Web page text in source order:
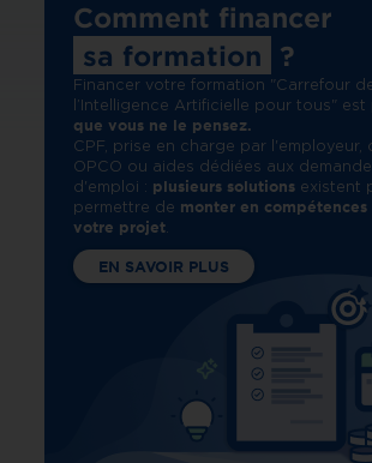
Comment financer
sa formation
?
Financer votre formation "Carrefour
l’Intelligence Artificielle pour tous" est
que vous ne le pensez.
CPF, prise en charge par l'employeur,
OPCO ou aides dédiées aux
d'emploi : plusieurs solutionsexistent
permettre de monter en compétences
votre projet.
EN SAVOIR PLUS